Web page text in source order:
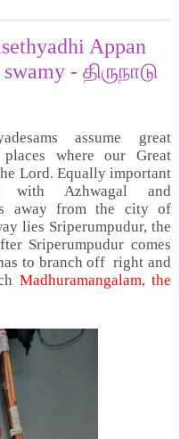
Appan
- திருநாடு
assume great
where our Great
Lord. Equally important
with Azhwagal and
away from the city of
lies Sriperumpudur, the
Sriperumpudur comes
to branch off right and
Madhuramangalam, the